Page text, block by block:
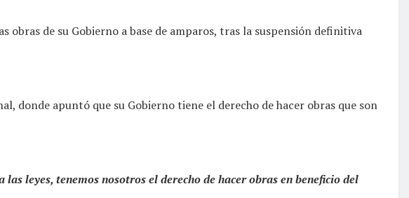
de su Gobierno a base de amparos, tras la suspensión definitiva
donde apuntó que su Gobierno tiene el derecho de hacer obras que son
leyes, tenemos nosotros el derecho de hacer obras en beneficio del